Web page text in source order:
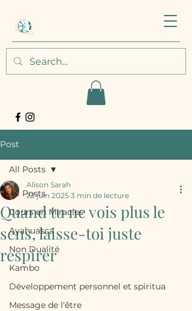
Post
All Posts
Cours en Miracles
Ayahuasca
Non Dualité
Kambo
Développement personnel et spiritua
Message de l'être
All Posts
Quand tu ne vois plus le
sens, laisse-toi juste
respirer
Alison Sarah
22 juin 2025 3 min de lecture